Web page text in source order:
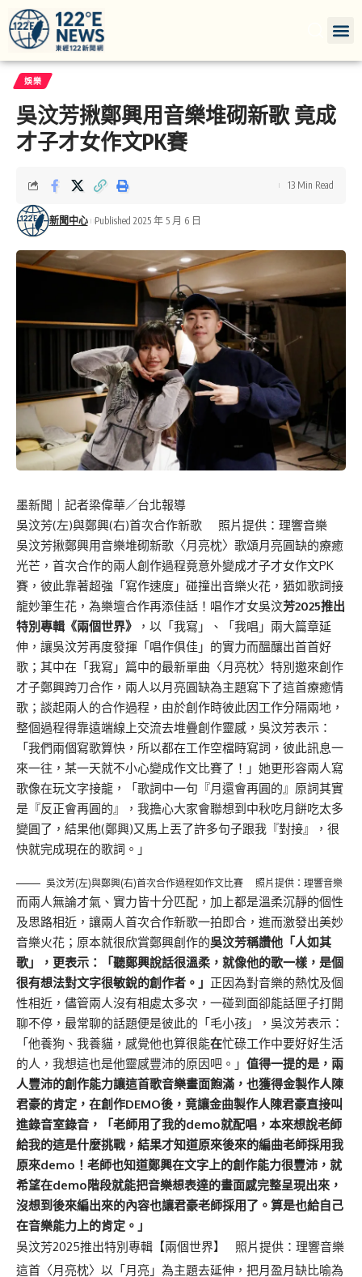
娛樂
吳汶芳揪鄭興用音樂堆砌新歌 竟成
才子才女作文PK賽
新聞中心 Published 2025 年 5 月 6 日
13 Min Read
墨新聞 ｜記者梁偉華／台北報導
吳汶芳(左)與鄭興(右)首次合作新歌 照片提供：理響音樂
吳汶芳揪鄭興用音樂堆砌新歌〈月亮枕〉歌頌月亮圓缺的療癒
光芒，首次合作的兩人創作過程竟意外變成才子才女作文PK
賽，彼此靠著超強「寫作速度」碰撞出音樂火花，猶如歌詞接
龍妙筆生花，為樂壇合作再添佳話！唱作才女吳汶芳2025推出
特別專輯《兩個世界》
，以「我寫」、「我唱」兩大篇章延
伸，讓吳汶芳再度發揮「唱作俱佳」的實力而醞釀出首首好
歌；其中在「我寫」篇中的最新單曲〈月亮枕〉特別邀來創作
才子鄭興跨刀合作，兩人以月亮圓缺為主題寫下了這首療癒情
歌；談起兩人的合作過程，由於創作時彼此因工作分隔兩地，
整個過程得靠遠端線上交流去堆疊創作靈感，吳汶芳表示：
「我們兩個寫歌算快，所以都在工作空檔時寫詞，彼此訊息一
來一往，某一天就不小心變成作文比賽了！」她更形容兩人寫
歌像在玩文字接龍，「歌詞中一句『月還會再圓的』原詞其實
是『反正會再圓的』，我擔心大家會聯想到中秋吃月餅吃太多
變圓了，結果他(鄭興)又馬上丟了許多句子跟我『對接』，很
快就完成現在的歌詞。」
吳汶芳(左)與鄭興(右)首次合作過程如作文比賽 照片提供：理響音樂
而兩人無論才氣、實力皆十分匹配，加上都是溫柔沉靜的個性
及思路相近，讓兩人首次合作新歌一拍即合，進而激發出美妙
音樂火花；原本就很欣賞鄭興創作的吳汶芳稱讚他「人如其
歌」，更表示：「聽鄭興說話很溫柔，就像他的歌一樣，是個
很有想法對文字很敏銳的創作者。」 正因為對音樂的熱忱及個
性相近，儘管兩人沒有相處太多次，一碰到面卻能話匣子打開
聊不停，最常聊的話題便是彼此的「毛小孩」，吳汶芳表示：
「他養狗、我養貓，感覺他也算很能在忙碌工作中要好好生活
的人，我想這也是他靈感豐沛的原因吧。」 值得一提的是，兩
人豐沛的創作能力讓這首歌音樂畫面飽滿，也獲得金製作人陳
君豪的肯定，在創作DEMO後，竟讓金曲製作人陳君豪直接叫
進錄音室錄音，「老師用了我的demo就配唱，本來想說老師
給我的這是什麼挑戰，結果才知道原來後來的編曲老師採用我
原來demo！老師也知道鄭興在文字上的創作能力很豐沛，就
希望在demo階段就能把音樂想表達的畫面感完整呈現出來，
沒想到後來編出來的內容也讓君豪老師採用了。算是也給自己
在音樂能力上的肯定。」
吳汶芳2025推出特別專輯【兩個世界】 照片提供：理響音樂
這首〈月亮枕〉以「月亮」為主題去延伸，把月盈月缺比喻為